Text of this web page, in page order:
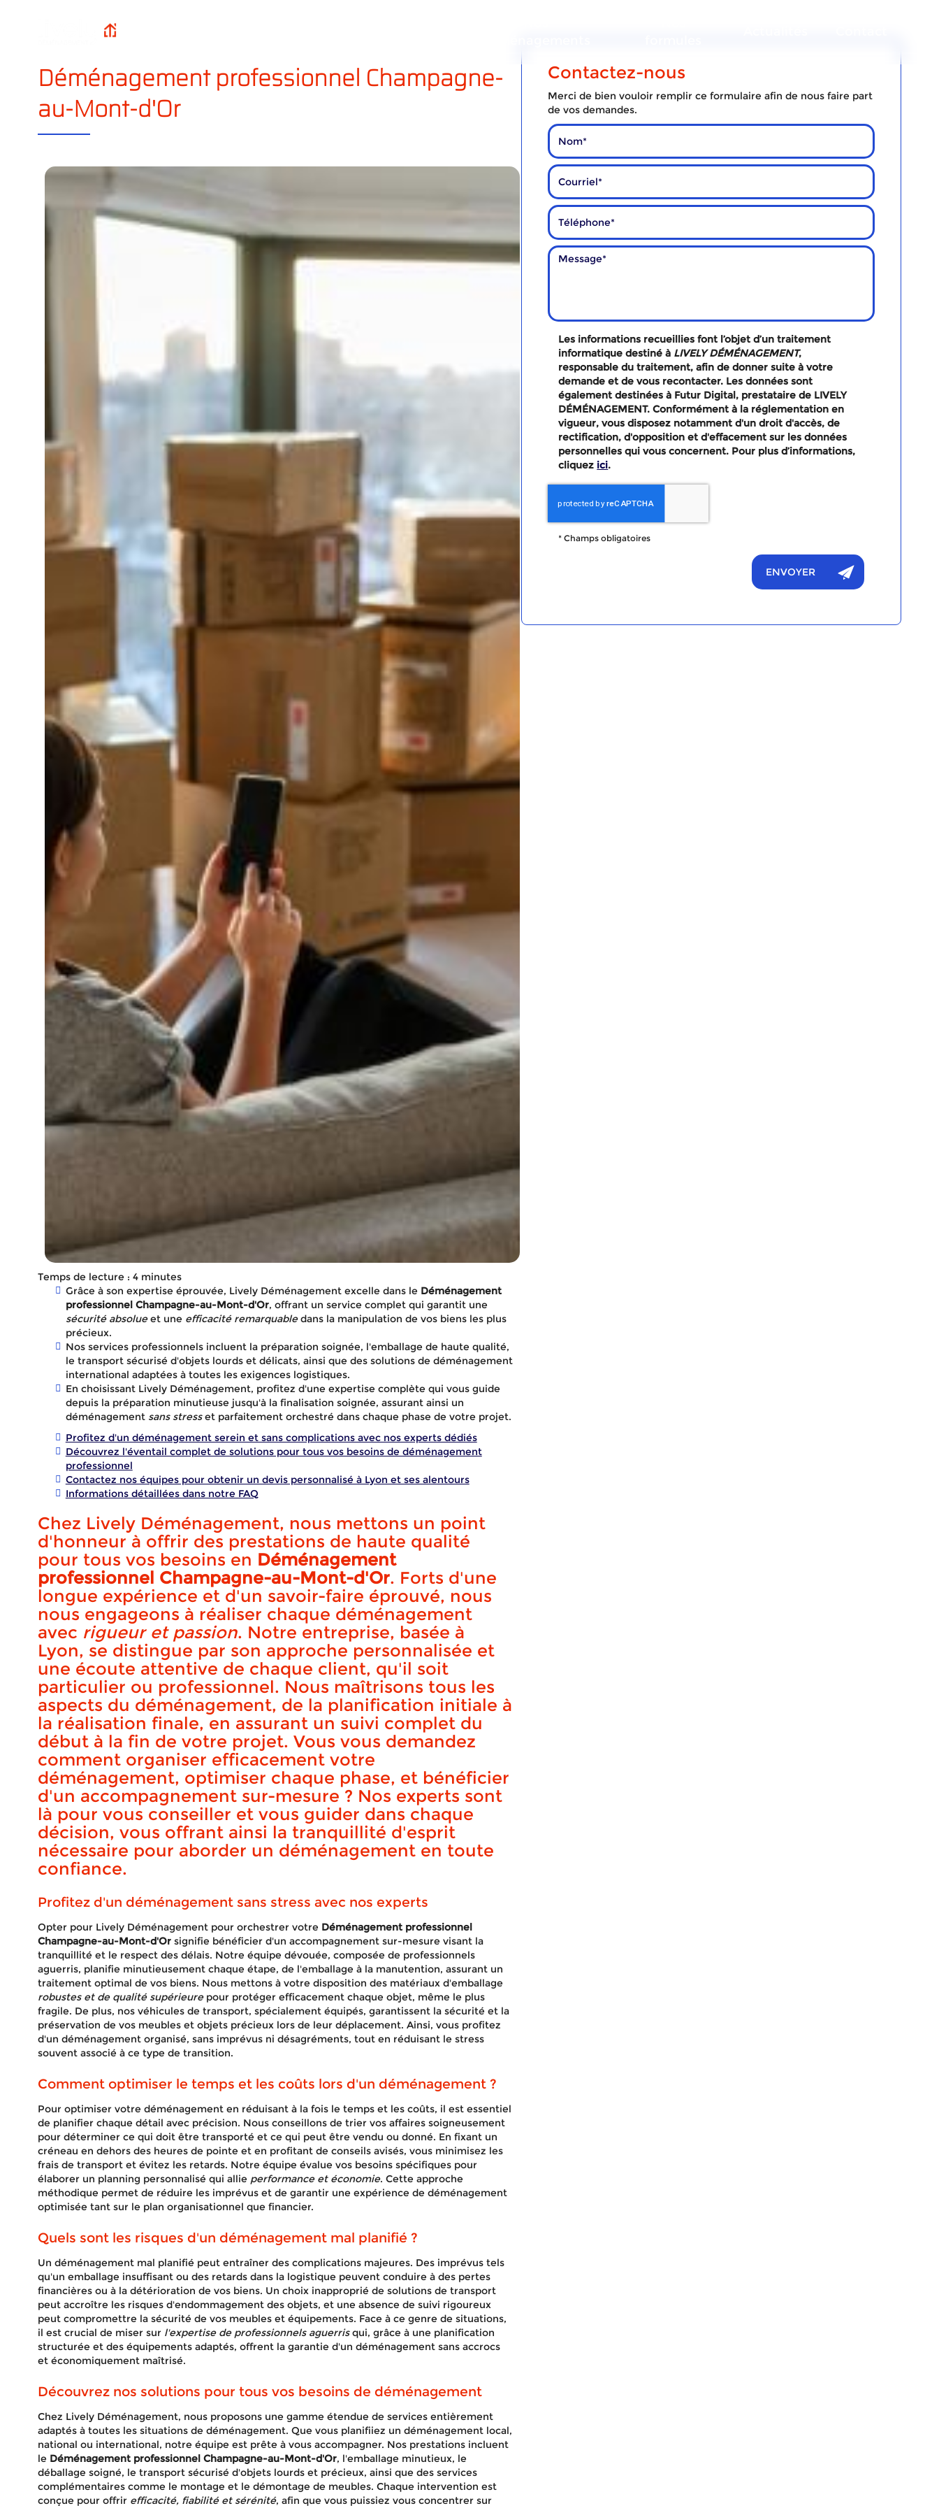
Déménagement
professionnel Champagne-
au-Mont-d'Or
APPELEZ-NOUS ! DEVIS GRATUIT
Déménagement professionnel Champagne-
au-Mont-d'Or
Temps de lecture : 4 minutes
Grâce à son expertise éprouvée, Lively Déménagement excelle dans le Déménagement
professionnel Champagne-au-Mont-d'Or, offrant un service complet qui garantit une
sécurité absolueet une efficacité remarquabledans la manipulation de vos biens les plus
précieux.
Nos services professionnels incluent la préparation soignée, l'emballage de haute qualité,
le transport sécurisé d'objets lourds et délicats, ainsi que des solutions de déménagement
international adaptées à toutes les exigences logistiques.
En choisissant Lively Déménagement, profitez d'une expertise complète qui vous guide
depuis la préparation minutieuse jusqu'à la finalisation soignée, assurant ainsi un
déménagement sans stresset parfaitement orchestré dans chaque phase de votre projet.
Profitez d'un déménagement serein et sans complications avec nos experts dédiés
Découvrez l'éventail complet de solutions pour tous vos besoins de déménagement
professionnel
Contactez nos équipes pour obtenir un devis personnalisé à Lyon et ses alentours
Informations détaillées dans notre FAQ
Chez Lively Déménagement, nous mettons un point
d'honneur à offrir des prestations de haute qualité
pour tous vos besoins en Déménagement
professionnel Champagne-au-Mont-d'Or. Forts d'une
longue expérience et d'un savoir-faire éprouvé, nous
nous engageons à réaliser chaque déménagement
avec rigueur et passion. Notre entreprise, basée à
Lyon, se distingue par son approche personnalisée et
une écoute attentive de chaque client, qu'il soit
particulier ou professionnel. Nous maîtrisons tous les
aspects du déménagement, de la planification initiale à
la réalisation finale, en assurant un suivi complet du
début à la fin de votre projet. Vous vous demandez
comment organiser efficacement votre
déménagement, optimiser chaque phase, et bénéficier
d'un accompagnement sur-mesure ? Nos experts sont
là pour vous conseiller et vous guider dans chaque
décision, vous offrant ainsi la tranquillité d'esprit
nécessaire pour aborder un déménagement en toute
confiance.
Profitez d'un déménagement sans stress avec nos experts
Opter pour Lively Déménagement pour orchestrer votre Déménagement professionnel
Champagne-au-Mont-d'Orsignifie bénéficier d'un accompagnement sur-mesure visant la
tranquillité et le respect des délais. Notre équipe dévouée, composée de professionnels
aguerris, planifie minutieusement chaque étape, de l'emballage à la manutention, assurant un
traitement optimal de vos biens. Nous mettons à votre disposition des matériaux d'emballage
robustes et de qualité supérieurepour protéger efficacement chaque objet, même le plus
fragile. De plus, nos véhicules de transport, spécialement équipés, garantissent la sécurité et la
préservation de vos meubles et objets précieux lors de leur déplacement. Ainsi, vous profitez
d'un déménagement organisé, sans imprévus ni désagréments, tout en réduisant le stress
souvent associé à ce type de transition.
Comment optimiser le temps et les coûts lors d'un déménagement ?
Pour optimiser votre déménagement en réduisant à la fois le temps et les coûts, il est essentiel
de planifier chaque détail avec précision. Nous conseillons de trier vos affaires soigneusement
pour déterminer ce qui doit être transporté et ce qui peut être vendu ou donné. En fixant un
créneau en dehors des heures de pointe et en profitant de conseils avisés, vous minimisez les
frais de transport et évitez les retards. Notre équipe évalue vos besoins spécifiques pour
élaborer un planning personnalisé qui allie performance et économie. Cette approche
méthodique permet de réduire les imprévus et de garantir une expérience de déménagement
optimisée tant sur le plan organisationnel que financier.
Quels sont les risques d'un déménagement mal planifié ?
Un déménagement mal planifié peut entraîner des complications majeures. Des imprévus tels
qu'un emballage insuffisant ou des retards dans la logistique peuvent conduire à des pertes
financières ou à la détérioration de vos biens. Un choix inapproprié de solutions de transport
peut accroître les risques d'endommagement des objets, et une absence de suivi rigoureux
peut compromettre la sécurité de vos meubles et équipements. Face à ce genre de situations,
il est crucial de miser sur l'expertise de professionnels aguerrisqui, grâce à une planification
structurée et des équipements adaptés, offrent la garantie d'un déménagement sans accrocs
et économiquement maîtrisé.
Découvrez nos solutions pour tous vos besoins de déménagement
Chez Lively Déménagement, nous proposons une gamme étendue de services entièrement
adaptés à toutes les situations de déménagement. Que vous planifiiez un déménagement local,
national ou international, notre équipe est prête à vous accompagner. Nos prestations incluent
le Déménagement professionnel Champagne-au-Mont-d'Or, l'emballage minutieux, le
déballage soigné, le transport sécurisé d'objets lourds et précieux, ainsi que des services
complémentaires comme le montage et le démontage de meubles. Chaque intervention est
conçue pour offrir efficacité, fiabilité et sérénité, afin que vous puissiez vous concentrer sur
Contactez-nous
Merci de bien vouloir remplir ce formulaire afin de nous faire part
de vos demandes.
Les informations recueillies font l’objet d’un traitement
informatique destiné à LIVELY DÉMÉNAGEMENT,
responsable du traitement, afin de donner suite à votre
demande et de vous recontacter. Les données sont
également destinées à Futur Digital, prestataire de LIVELY
DÉMÉNAGEMENT. Conformément à la réglementation en
vigueur, vous disposez notamment d'un droit d'accès, de
rectification, d'opposition et d'effacement sur les données
personnelles qui vous concernent. Pour plus d’informations,
cliquez ici.
*Champs obligatoires